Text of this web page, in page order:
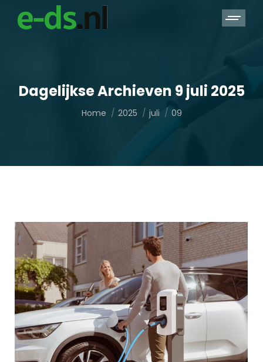
Dagelijkse Archieven 9 juli 2025
Je bent hier:
Home 2025 juli 09